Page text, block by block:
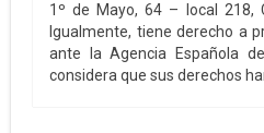
1º de Mayo, 64 – local 218,
Igualmente, tiene derecho a
ante la Agencia Española
considera que sus derechos